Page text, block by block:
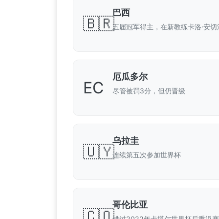
🇧🇷
巴西
五届冠军得主，在新教练卡洛·安切
EC
厄瓜多尔
尽管被罚3分，但仍晋级
🇺🇾
乌拉圭
连续第五次参加世界杯
哥伦比亚